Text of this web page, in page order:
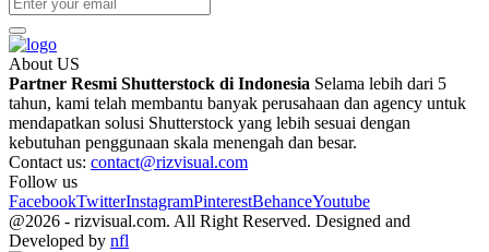
About US
Partner Resmi Shutterstock di Indonesia Selama lebih dari 5
tahun, kami telah membantu banyak perusahaan dan agency untuk
mendapatkan solusi Shutterstock yang lebih sesuai dengan
kebutuhan penggunaan skala menengah dan besar.
Contact us: contact@rizvisual.com
Follow us
FacebookTwitterInstagramPinterestBehanceYoutube
@2026 - rizvisual.com. All Right Reserved. Designed and
Developed by nfl